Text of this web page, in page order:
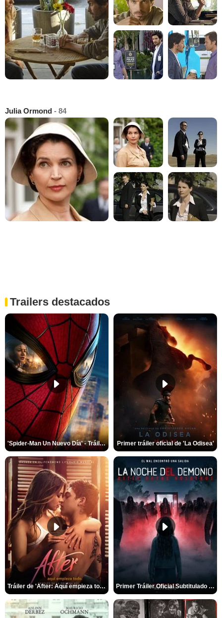
Julia Ormond - 84
Trailers destacados
'Spider-Man Un Nuevo Día' - Tráiler oficial subtitulado Primer tráiler oficial de 'La Odisea'
Tráiler de 'After: Aquí empieza todo' Primer Tráiler Oficial Subtitulado de 'La Noche Del Demonio: Están Entre Nosotros'